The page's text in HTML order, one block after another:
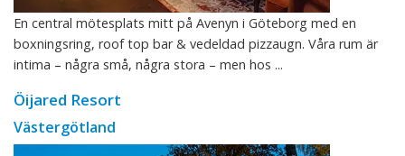
En central mötesplats mitt på Avenyn i Göteborg med en
boxningsring, roof top bar & vedeldad pizzaugn. Våra rum är
intima – några små, några stora – men hos ...
Öijared Resort
Västergötland